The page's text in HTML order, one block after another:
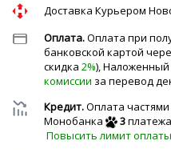
Доставка Курьером
Оплата.Оплата при
банковской картой
скидка 2%),
комиссии за перевод
Кредит.Оплата
Монобанка
3
Повысить лимит